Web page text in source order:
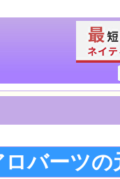
ロバーツの